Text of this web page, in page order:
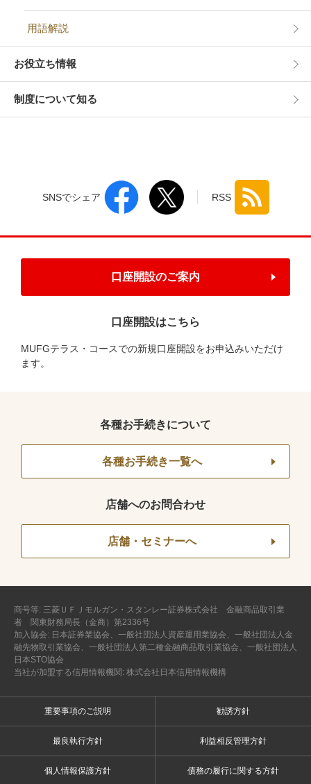
用語解説
お役立ち情報
制度について知る
SNSでシェア RSS
口座開設のご案内
口座開設はこちら
MUFGテラス・コースでの新規口座開設をお申込みいただけ
ます。
各種お手続きについて
各種お手続き一覧へ
店舗へのお問合わせ
店舗・セミナーへ
商号等: 三菱ＵＦＪモルガン・スタンレー証券株式会社 金融商品取引業
者 関東財務局長（金商）第2336号
加入協会: 日本証券業協会、一般社団法人資産運用業協会、一般社団法人金
融先物取引業協会、一般社団法人第二種金融商品取引業協会、一般社団法人
日本STO協会
当社が加盟する信用情報機関: 株式会社日本信用情報機構
重要事項のご説明 勧誘方針
最良執行方針 利益相反管理方針
個人情報保護方針 債務の履行に関する方針